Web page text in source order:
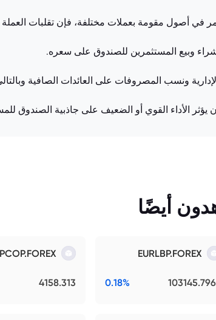
في أصول مقومة بعملات مختلفة، فإن تقلبات العملة
وبيع المستثمرين للصندوق على سعره.
ونسب المصروفات على العائدات الصافية
يؤثر الأداء القوي أو الضعيف على جاذبية الصندوق
أيضًا
EURLBP.FOREX
0.18%
4158.313